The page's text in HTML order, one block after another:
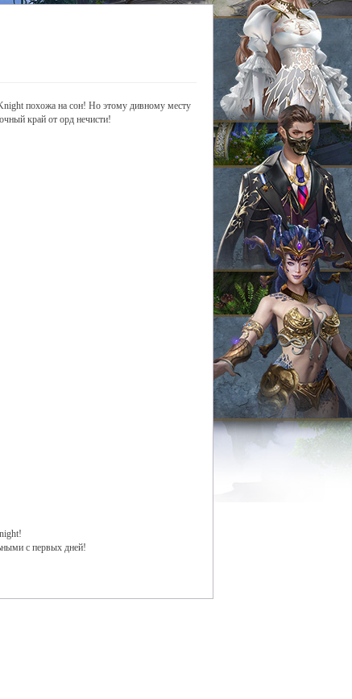
похожа на сон! Но этому дивному месту
край от орд нечисти!
с первых дней!